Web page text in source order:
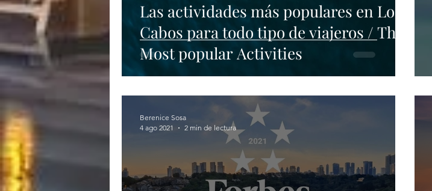
Las actividades más populares en Los
Cabos para todo tipo de viajeros / The
Most popular Activities
Berenice Sosa
4 ago 2021
2 min de lectura